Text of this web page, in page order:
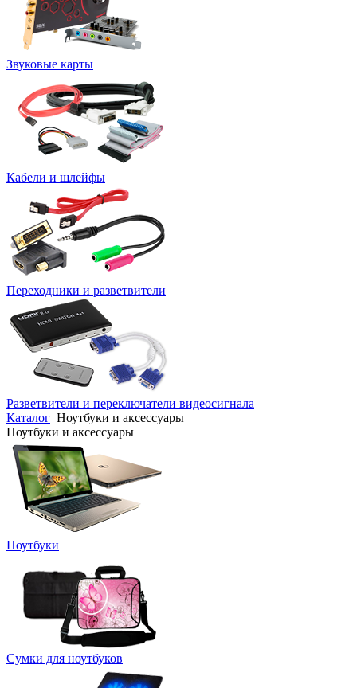
Звуковые карты
Кабели и шлейфы
Переходники и разветвители
Разветвители и переключатели видеосигнала
Каталог Ноутбуки и аксессуары
Ноутбуки и аксессуары
Ноутбуки
Сумки для ноутбуков